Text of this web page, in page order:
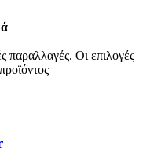
παραλλαγές. Οι επιλογές